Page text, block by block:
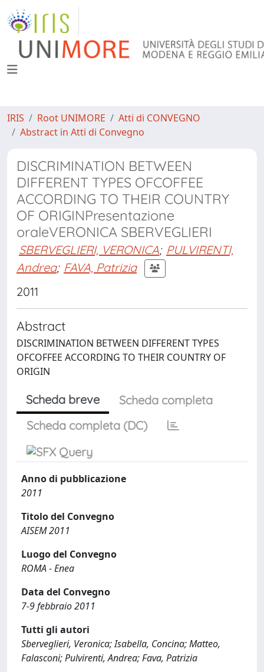
IRIS Root UNIMORE
Atti di CONVEGNO
Abstract in Atti di Convegno
DISCRIMINATION BETWEEN
DIFFERENT TYPES OFCOFFEE
ACCORDING TO THEIR COUNTRY
OF ORIGINPresentazione
oraleVERONICA SBERVEGLIERI
SBERVEGLIERI, VERONICA; PULVIRENTI,
Andrea; FAVA, Patrizia
2011
Abstract
DISCRIMINATION BETWEEN DIFFERENT TYPES
OFCOFFEE ACCORDING TO THEIR COUNTRY OF
ORIGIN
Scheda breve
Scheda completa
Scheda completa (DC)
Anno di pubblicazione
2011
Titolo del Convegno
AISEM 2011
Luogo del Convegno
ROMA - Enea
Data del Convegno
7-9 febbraio 2011
Tutti gli autori
Sberveglieri, Veronica; Isabella, Concina; Matteo,
Falasconi; Pulvirenti, Andrea; Fava, Patrizia